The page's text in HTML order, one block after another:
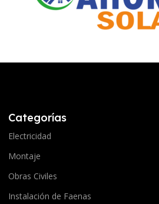
Categorías
Electricidad
Montaje
Obras Civiles
Instalación de Faenas